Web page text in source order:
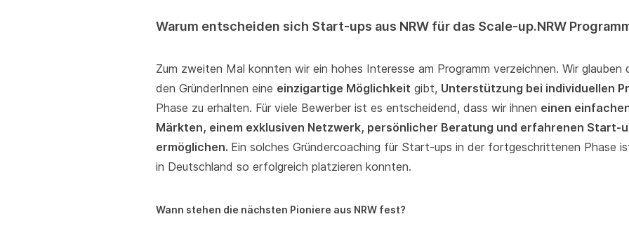
Warum entscheiden sich Start-ups aus NRW für das Scale-up.NRW
Zum zweiten Mal konnten wir ein hohes Interesse am Programm verzeichnen. Wir glauben
den GründerInnen eine einzigartige Möglichkeit gibt, Unterstützung bei individuellen
Phase zu erhalten. Für viele Bewerber ist es entscheidend, dass wir ihnen einen
Märkten, einem exklusiven Netzwerk, persönlicher Beratung und erfahrenen Start-
ermöglichen. Ein solches Gründercoaching für Start-ups in der fortgeschrittenen Phase
in Deutschland so erfolgreich platzieren konnten.
Wann stehen die nächsten Pioniere aus NRW fest?